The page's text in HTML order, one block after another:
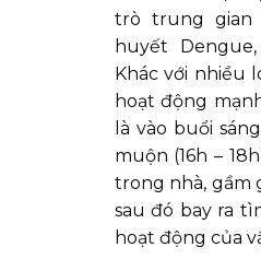
trò trung gian
huyết
Khác với nhiều
hoạt động
là vào buổi
muộn (16h –
trong nhà, gầm
sau đó bay ra
hoạt động của